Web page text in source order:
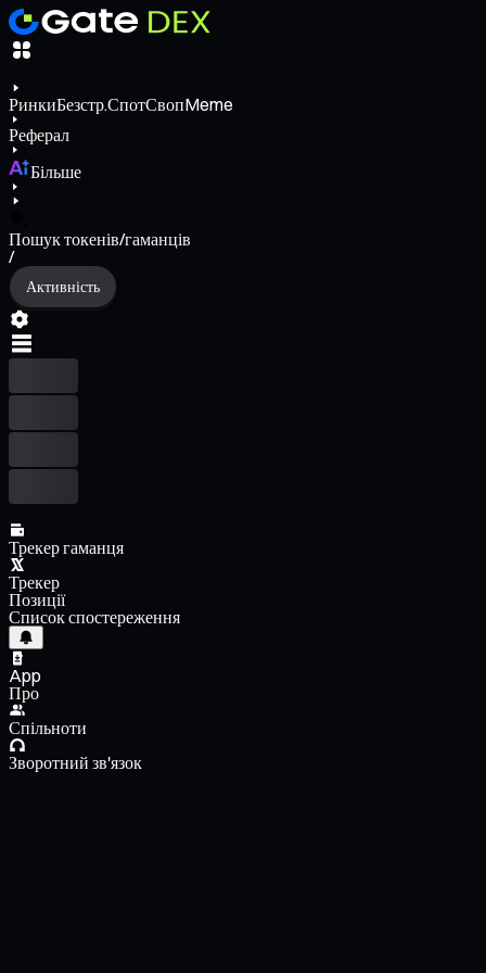
РинкиБезстр.СпотСвопMeme
Реферал
Більше
Пошук токенів/гаманців
/
Активність
Трекер гаманця
Трекер
Позиції
Список спостереження
App
Про
Спільноти
Зворотний зв'язок